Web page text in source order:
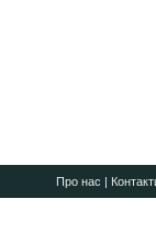
Про нас |